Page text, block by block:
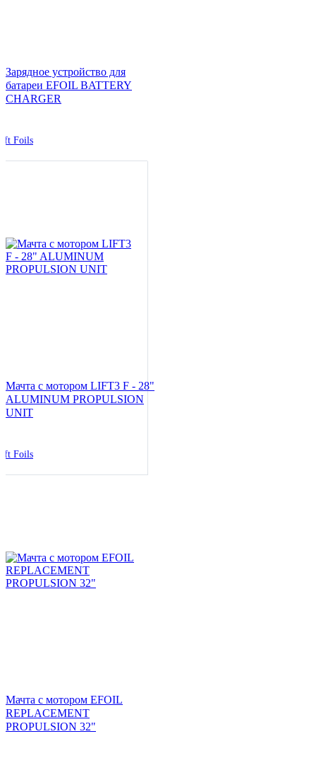
Зарядное устройство для
батареи EFOIL BATTERY
CHARGER
Foils
Мачта с мотором LIFT3 F - 28"
ALUMINUM PROPULSION
UNIT
Foils
Мачта с мотором EFOIL
REPLACEMENT
PROPULSION 32"